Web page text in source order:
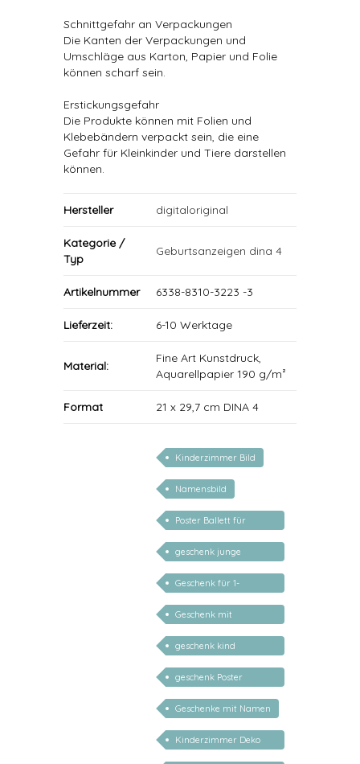
Schnittgefahr an Verpackungen
Die Kanten der Verpackungen und
Umschläge aus Karton, Papier und Folie
können scharf sein.
Erstickungsgefahr
Die Produkte können mit Folien und
Klebebändern verpackt sein, die eine
Gefahr für Kleinkinder und Tiere darstellen
können.
Hersteller digitaloriginal
Kategorie /
Typ
Geburtsanzeigen dina 4
Artikelnummer 6338-8310-3223 -3
Lieferzeit: 6-10 Werktage
Material:
Fine Art Kunstdruck,
Aquarellpapier 190 g/m²
Format 21 x 29,7 cm DINA 4
Kinderzimmer Bild
Namensbild
Poster Ballett für
Mädchen
geschenk junge
mädchen
Geschenk für 1-
jährige/2-jährige/3-
jährige
Geschenk mit
persönlichem Namen
geschenk kind
personalisiert
geschenk Poster
personalisiert mädchen
Geschenke mit Namen
Kinderzimmer Deko
Geschenk